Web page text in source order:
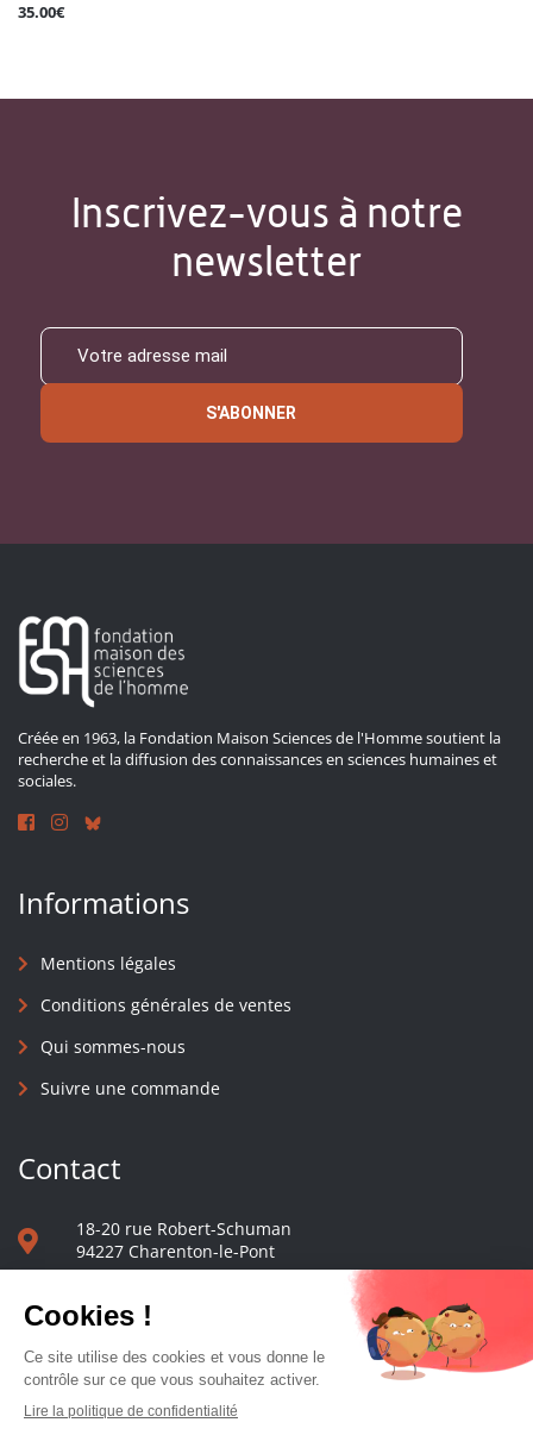
35.00€
Inscrivez-vous à notre
newsletter
S'ABONNER
Créée en 1963, la Fondation Maison Sciences de l'Homme soutient la
recherche et la diffusion des connaissances en sciences humaines et
sociales.
Informations
Mentions légales
Conditions générales de ventes
Qui sommes-nous
Suivre une commande
Contact
18-20 rue Robert-Schuman
94227 Charenton-le-Pont